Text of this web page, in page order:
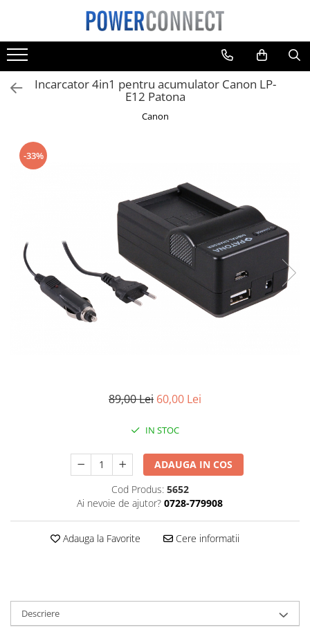
Toate Produsele
Sisteme filtrare apa
Sisteme filtrare apa
Aparate foto
Diverse
Adaptoare
Boxe portabile
Scule electrice
Produse de bucatarie kjøk
Accesorii kjøk
Incarcator 4in1 pentru acumulator Canon LP-
E12 Patona
Canon
-33%
89,00 Lei 60,00 Lei
IN STOC
ADAUGA IN COS
Cod Produs: 5652
Ai nevoie de ajutor? 0728-779908
Adauga la Favorite Cere informatii
Descriere